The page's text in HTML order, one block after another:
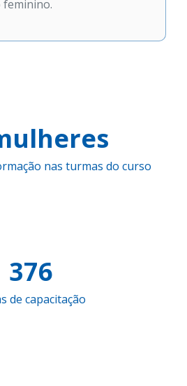
nas turmas do curso
376
de capacitação